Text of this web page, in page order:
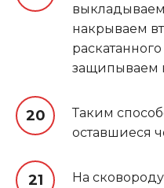
накрываем
защипываем
Таким
оставшиеся
На